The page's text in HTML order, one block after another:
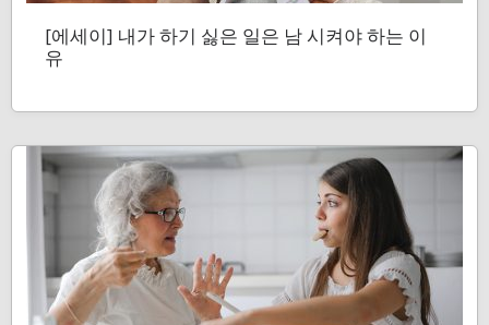
[에세이] 내가 하기 싫은 일은 남 시켜야 하는 이
유